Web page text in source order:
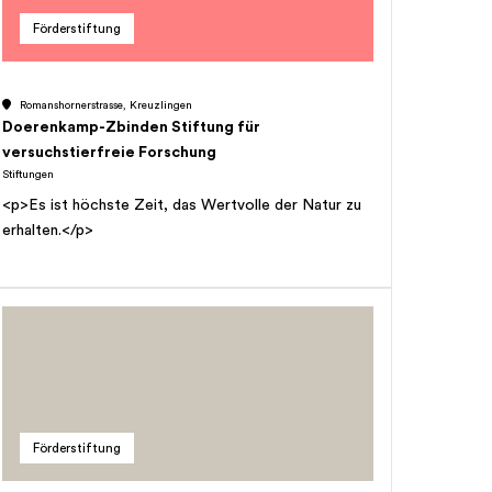
Familienförderung inklusive Schutz von Kindern,
Müttern und Vätern, - der Kultur und Kunst sowie des
interkulturellen Austauschs, - der Bildung und
Medizin und Gesundheit. Die Stiftung kann alle
Tätigkeiten entfalten, die in die Bereiche des
Stiftungszwecks fallen oder mit ihnen in einem
grundsätzlich fördernd tätig. Zur Erfüllung ihres
Zwecks kann sie insbesondere mit geeigneten
unterstützen oder selber errichten. Die Stiftung
Förderstiftung
Romanshornerstrasse, Kreuzlingen
Doerenkamp-Zbinden Stiftung für
versuchstierfreie Forschung
Stiftungen
<p>Es ist höchste Zeit, das Wertvolle der Natur zu
erhalten.</p>
Förderstiftung